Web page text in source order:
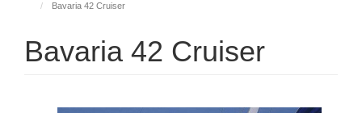
Bavaria 42 Cruiser
Bavaria 42 Cruiser